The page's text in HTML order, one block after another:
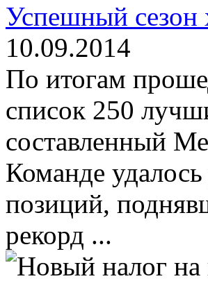
Успешный сезон
10.09.2014
По итогам
список 250
составленный
Команде
позиций,
рекорд ...